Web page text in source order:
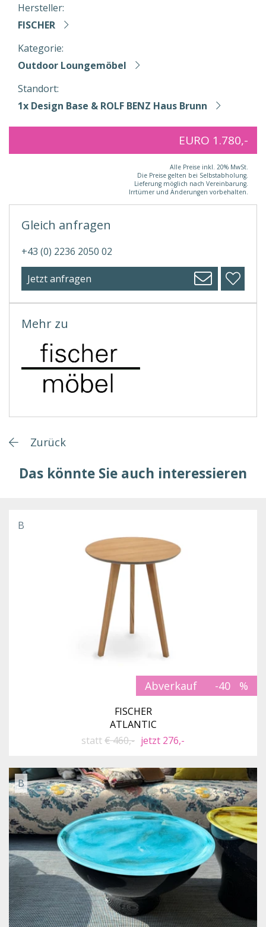
Hersteller:
FISCHER
Kategorie:
Outdoor Loungemöbel
Standort:
1x Design Base & ROLF BENZ Haus Brunn
EURO 1.780,-
Alle Preise inkl. 20% MwSt.
Die Preise gelten bei Selbstabholung.
Lieferung möglich nach Vereinbarung.
Irrtümer und Änderungen vorbehalten.
Mehr zu
Gleich anfragen
+43 (0) 2236 2050 02
Jetzt anfragen
Zurück
Das könnte Sie auch interessieren
Abverkauf -40
B
FISCHER
ATLANTIC
statt€ 460,- jetzt 276,-
B